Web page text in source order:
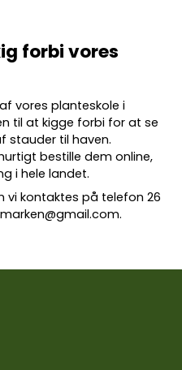
forbi vores
vores planteskole i
til at kigge forbi for at se
stauder til haven.
bestille dem online,
i hele landet.
vi kontaktes på telefon26
.